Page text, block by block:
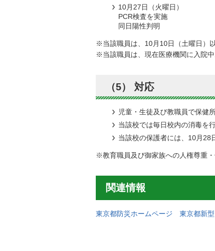
10月27日（火曜日）
PCR検査を実施
同日陽性判明
※当該職員は、10月10日（土曜日）
※当該職員は、現在医療機関に入院中
（5） 対応
児童・生徒及び教職員で保健
当該校では毎日校内の消毒を
当該校の保護者には、10月28
※教育職員及び御家族への人権尊重
関連情報
東京都防災ホームページ 東京都新